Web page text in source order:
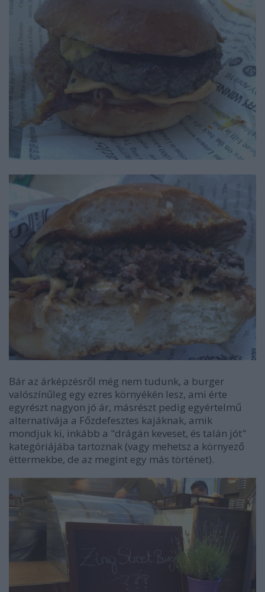
Bár az árképzésről még nem tudunk, a burger
valószínűleg egy ezres környékén lesz, ami érte
egyrészt nagyon jó ár, másrészt pedig egyértelmű
alternatívája a Főzdefesztes kajáknak, amik
mondjuk ki, inkább a "drágán keveset, és talán jót"
kategóriájába tartoznak (vagy mehetsz a környező
éttermekbe, de az megint egy más történet).